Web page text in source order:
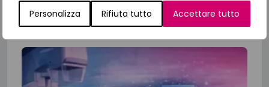
Personalizza Rifiuta tutto Accettare tutto
23 Giugno 2026